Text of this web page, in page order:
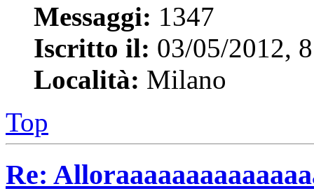
Messaggi: 1347
Iscritto il: 03/05/2012,
Località: Milano
Top
Re: